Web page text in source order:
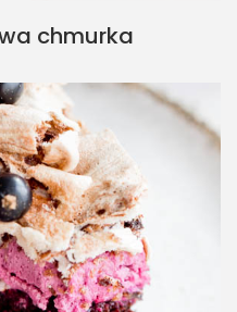
chmurka